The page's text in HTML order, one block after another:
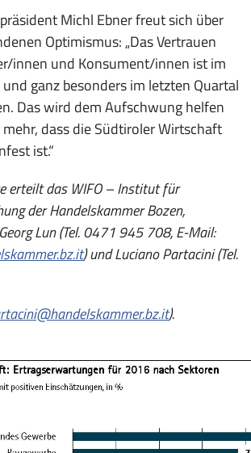
Michl Ebner freut sich über
Optimismus: „Das Vertrauen
innen und Konsument/innen ist im
und ganz besonders im letzten Quartal
Das wird dem Aufschwung helfen
dass die Südtiroler Wirtschaft
ist.“
erteilt das WIFO – Institut für
der Handelskammer Bozen,
Lun (Tel. 0471 945 708, E-Mail:
) und Luciano Partacini (Tel.
).